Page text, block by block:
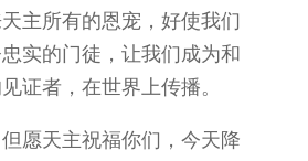
主所有的恩宠，好使我们
实的门徒，让我们成为和
证者，在世界上传播。
愿天主祝福你们，今天降